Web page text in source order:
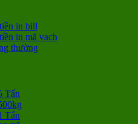
in bill
in mã vạch
thường
Tấn
Tấn